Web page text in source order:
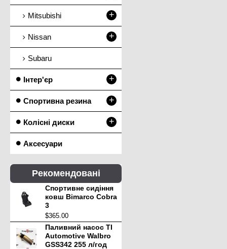
Mitsubishi +
Nissan +
Subaru
Інтер'єр +
Спортивна резина +
Колісні диски +
Аксесуари
Рекомендовані
Спортивне сидіння
ковш Bimarco Cobra
3
$365.00
Паливний насос TI
Automotive Walbro
GSS342 255 л/год